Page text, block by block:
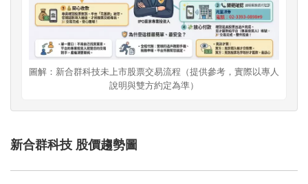
圖解：新合群科技未上市股票交易流程（提供參考，實際以專人
說明與雙方約定為準）
新合群科技 股價趨勢圖